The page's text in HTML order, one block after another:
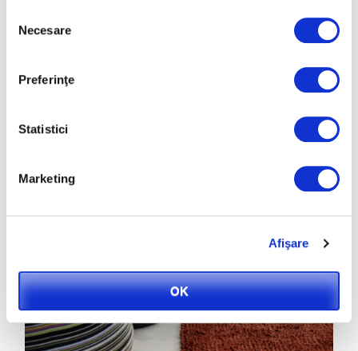
consimțământului
Necesare
Preferinţe
Statistici
Marketing
Afişare
OK
de pământ proaspăt şi să îţi imaginezi cum va arata casa sau
balconul tău cu toate acele “ingrediente” deosebite puse
Până la urmă, magazinele online există tocmai pentru